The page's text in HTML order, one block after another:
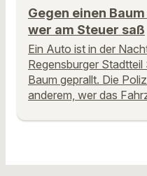
Gegen einen
wer am Steuer saß
Ein Auto ist in der
Regensburger
Baum geprallt. Die
anderem, wer das